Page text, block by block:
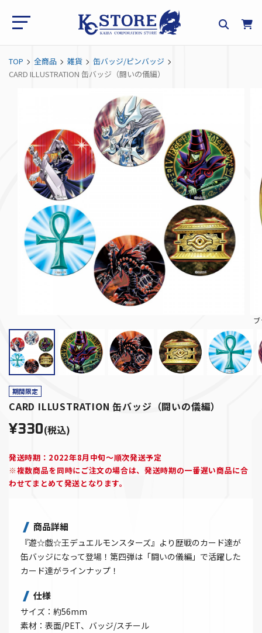
TOP 全商品 雑貨
缶バッジ/ピンバッジ
CARD ILLUSTRATION 缶バッジ（闘いの儀編）
期間限定
CARD ILLUSTRATION 缶バッジ（闘いの儀編）
¥330(税込)
発送時期：2022年8月中旬～順次発送予定
※複数商品を同時にご注文の場合は、発送時期の一番遅い商品に合
わせてまとめて発送となります。
商品詳細
『遊☆戯☆王デュエルモンスターズ』より歴戦のカード達が
缶バッジになって登場！第四弾は「闘いの儀編」で活躍した
カード達がラインナップ！
仕様
サイズ：約56mm
素材：表面/PET、バッジ/スチール